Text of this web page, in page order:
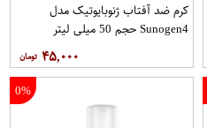
کرم ضد آفتاب ژنوبایوتیک مدل
Sunogen4 حجم 50 میلی لیتر
۴۵,۰۰۰
0%